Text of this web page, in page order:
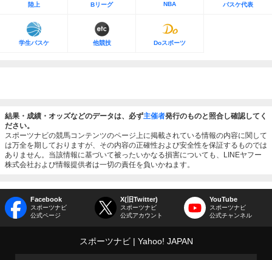
陸上 Bリーグ NBA バスケ代表
学生バスケ 他競技 Doスポーツ
結果・成績・オッズなどのデータは、必ず主催者発行のものと照合し確認してく
ださい。
スポーツナビの競馬コンテンツのページ上に掲載されている情報の内容に関して
は万全を期しておりますが、その内容の正確性および安全性を保証するものでは
ありません。当該情報に基づいて被ったいかなる損害についても、LINEヤフー
株式会社および情報提供者は一切の責任を負いかねます。
Facebook
スポーツナビ
公式ページ
X(旧Twitter)
スポーツナビ
公式アカウント
YouTube
スポーツナビ
公式チャンネル
スポーツナビ Yahoo! JAPAN